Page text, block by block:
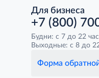
Для бизнеса
+7 (800)
Будни: с 7 до 22
Выходные: с 8 до
Форма